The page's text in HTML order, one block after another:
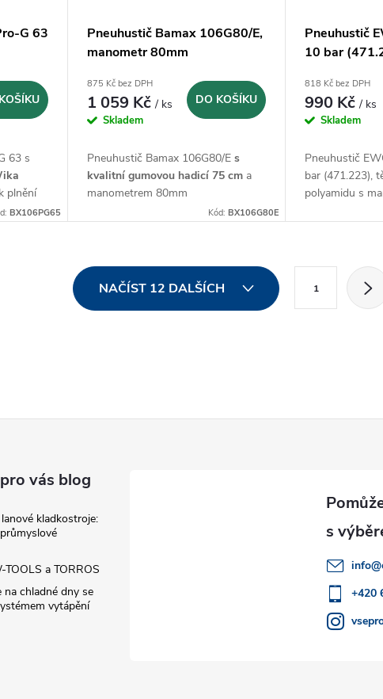
G 63
63 s
plnění
BX106PG65
Pneuhustič Bamax 106G80/E,
manometr 80mm
875 Kč bez DPH
1 059 Kč/ ks
Skladem
DO KOŠÍKU
Pneuhustič Bamax 106G80/Es
kvalitní gumovou hadicí 75 cm a
manometrem 80mm
Kód: BX106G80E
Pneuhustič
10 bar
818 Kč bez DPH
990 Kč/ ks
Skladem
Pneuhustič
bar (471.223),
polyamidu s
NAČÍST 12 DALŠÍCH 1
vás blog
kladkostroje:
TOOLS a TORROS
na chladné dny se
vytápění
info@
+420